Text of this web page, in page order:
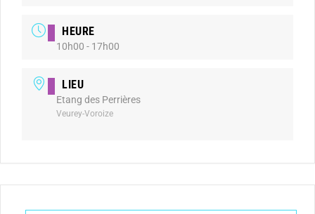
HEURE
10h00 - 17h00
LIEU
Etang des Perrières
Veurey-Voroize